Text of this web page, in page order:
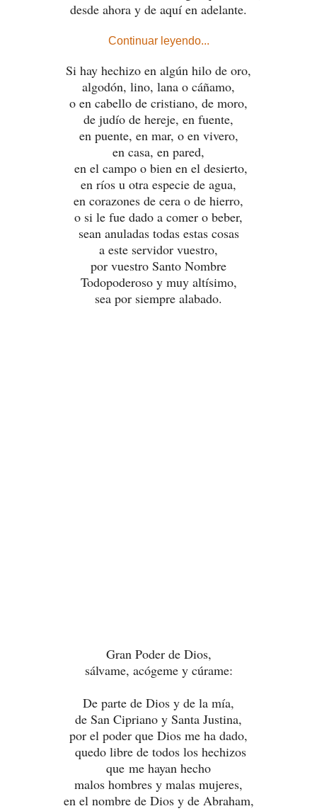
desde ahora y de aquí en adelante.
Continuar leyendo...
Si hay hechizo en algún hilo de oro,
algodón, lino, lana o cáñamo,
o en cabello de cristiano, de moro,
de judío de hereje, en fuente,
en puente, en mar, o en vivero,
en casa, en pared,
en el campo o bien en el desierto,
en ríos u otra especie de agua,
en corazones de cera o de hierro,
o si le fue dado a comer o beber,
sean anuladas todas estas cosas
a este servidor vuestro,
por vuestro Santo Nombre
Todopoderoso y muy altísimo,
sea por siempre alabado.
Gran Poder de Dios,
sálvame, acógeme y cúrame:
De parte de Dios y de la mía,
de San Cipriano y Santa Justina,
por el poder que Dios me ha dado,
quedo libre de todos los hechizos
que me hayan hecho
malos hombres y malas mujeres,
en el nombre de Dios y de Abraham,